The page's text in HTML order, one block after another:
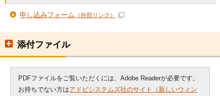
申し込みフォーム （外部リンク）
添付ファイル
PDFファイルをご覧いただくには、Adobe Readerが必要です。
お持ちでない方はアドビシステムズ社のサイト（新しいウィン